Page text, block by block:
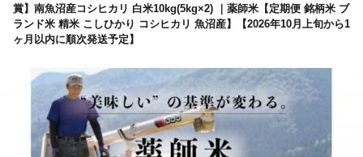
賞】南魚沼産コシヒカリ 白米10kg(5kg×2) ｜薬師米【定期便 銘柄米 ブ
ランド米 精米 こしひかり コシヒカリ 魚沼産】【2026年10月上旬から1
ヶ月以内に順次発送予定】